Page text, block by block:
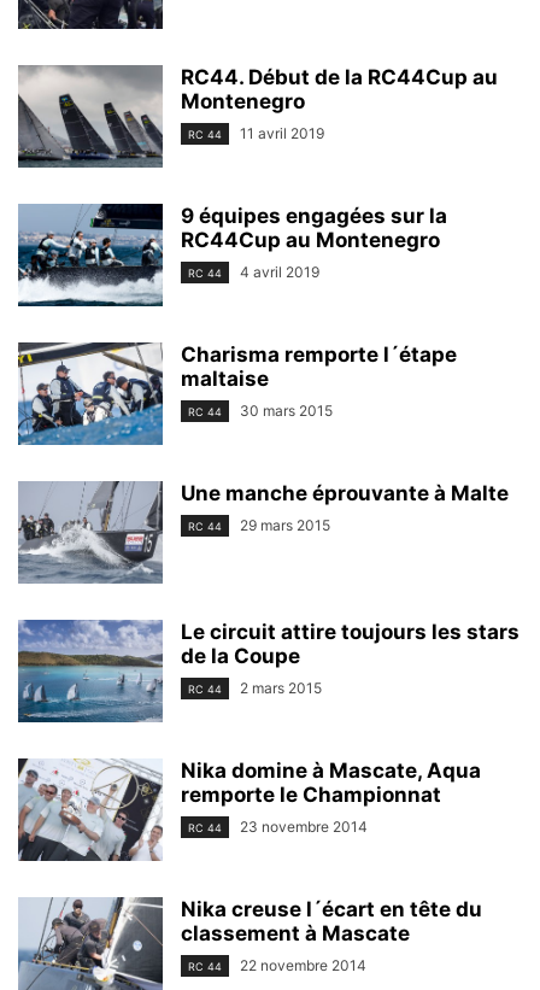
RC44. Début de la RC44Cup au
Montenegro
RC 44 11 avril 2019
9 équipes engagées sur la
RC44Cup au Montenegro
RC 44 4 avril 2019
Charisma remporte l´étape
maltaise
RC 44 30 mars 2015
Une manche éprouvante à Malte
RC 44 29 mars 2015
Le circuit attire toujours les stars
de la Coupe
RC 44 2 mars 2015
Nika domine à Mascate, Aqua
remporte le Championnat
RC 44 23 novembre 2014
Nika creuse l´écart en tête du
classement à Mascate
RC 44 22 novembre 2014